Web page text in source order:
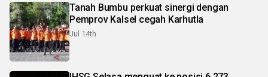
Tanah Bumbu perkuat sinergi dengan
Pemprov Kalsel cegah Karhutla
Jul 14th